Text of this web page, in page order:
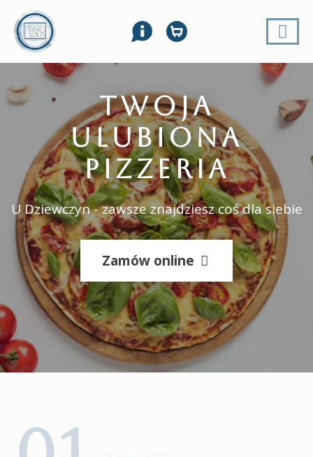
TWOJA
ULUBIONA
PIZZERIA
U Dziewczyn - zawsze znajdziesz coś dla siebie
Zamów online
ZAMÓW PRZEZ